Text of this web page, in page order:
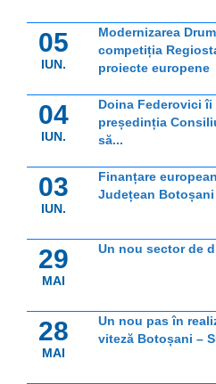
05
IUN.
Modernizarea
competiția
proiecte europene
04
IUN.
Doina Federovici
președinția
să...
03
IUN.
Finanțare
Județean Botoșani
29
MAI
Un nou sector de
28
MAI
Un nou pas în
viteză Botoșani –